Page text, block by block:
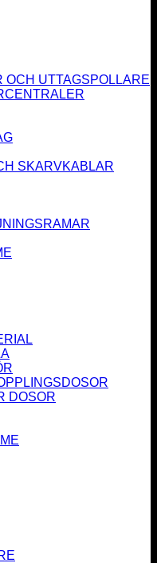
OCH UTTAGSPOLLARE
SKARVKABLAR
DOSOR